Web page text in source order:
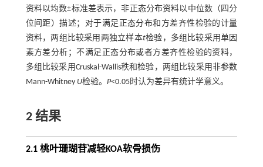
资料以均数±标准差表示，非正态分布资料以中位数（四分
位间距）描述；对于满足正态分布和方差齐性检验的计量
资料，两组比较采用两独立样本t检验，多组比较采用单因
素方差分析；不满足正态分布或者方差齐性检验的资料，
多组比较采用Cruskal-Wallis秩和检验，两组比较采用非参数
Mann-Whitney U检验。 P<0.05时认为差异有统计学意义。
2 结果
2.1 桃叶珊瑚苷减轻KOA软骨损伤